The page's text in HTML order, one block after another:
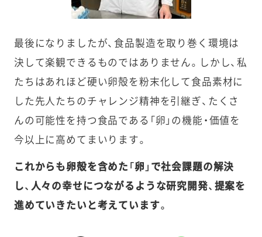
最後になりましたが、食品製造を取り巻く環境は
決して楽観できるものではありません。しかし、私
たちはあれほど硬い卵殻を粉末化して食品素材に
した先人たちのチャレンジ精神を引継ぎ、たくさ
んの可能性を持つ食品である「卵」の機能・価値を
今以上に高めてまいります。
これからも卵殻を含めた「卵」で社会課題の解決
し、人々の幸せにつながるような研究開発、提案を
進めていきたいと考えています。